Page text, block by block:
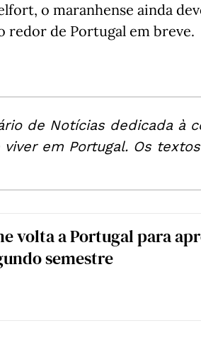
o maranhense ainda
redor de Portugal em breve.
de Notícias dedicada à
em Portugal. Os
volta a Portugal para
semestre